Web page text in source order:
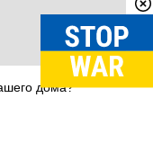
дома?